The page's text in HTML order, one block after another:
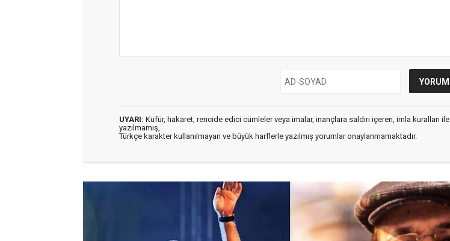
UYARI: Küfür, hakaret, rencide edici cümleler veya imalar, inançlara saldırı içeren, imla kuralları ile
yazılmamış,
Türkçe karakter kullanılmayan ve büyük harflerle yazılmış yorumlar onaylanmamaktadır.